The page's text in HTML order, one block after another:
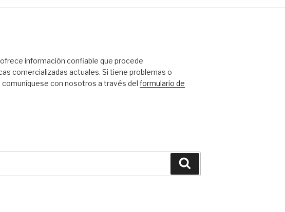
información confiable que procede
comercializadas actuales. Si tiene problemas o
con nosotros a través del formulario de